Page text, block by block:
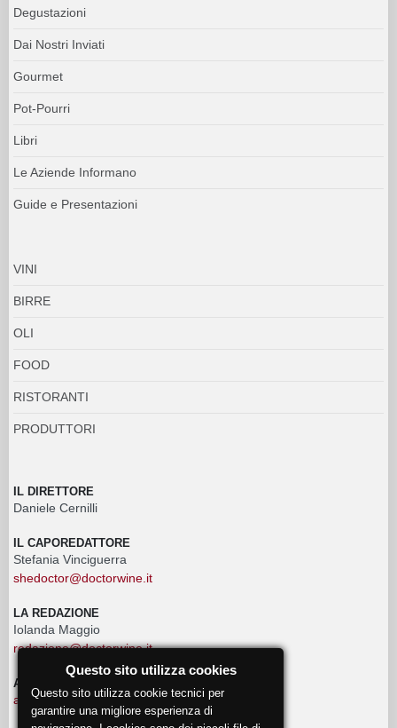
Degustazioni
Dai Nostri Inviati
Gourmet
Pot-Pourri
Libri
Le Aziende Informano
Guide e Presentazioni
VINI
BIRRE
OLI
FOOD
RISTORANTI
PRODUTTORI
IL DIRETTORE
Daniele Cernilli
IL CAPOREDATTORE
Stefania Vinciguerra
shedoctor@doctorwine.it
LA REDAZIONE
Iolanda Maggio
redazione@doctorwine.it
ADVERTISING
advertising@doctorwine.it
Questo sito utilizza cookies
Questo sito utilizza cookie tecnici per
garantire una migliore esperienza di